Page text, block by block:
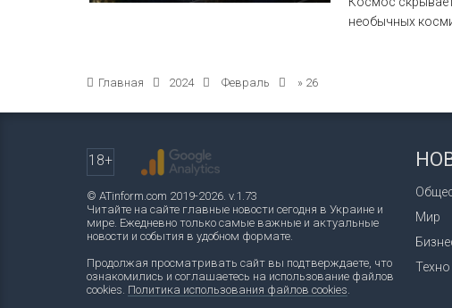
необычных
Главная 2024 Февраль » 26
18+
© ATinform.com 2019-2026. v.1.73
Читайте на сайте главные новости сегодня в Украине и
мире. Ежедневно только самые важные и актуальные
новости и события в удобном формате.
Продолжая просматривать сайт вы подтверждаете, что
ознакомились и соглашаетесь на использование файлов
cookies. Политика использования файлов cookies.
Мир
Техно